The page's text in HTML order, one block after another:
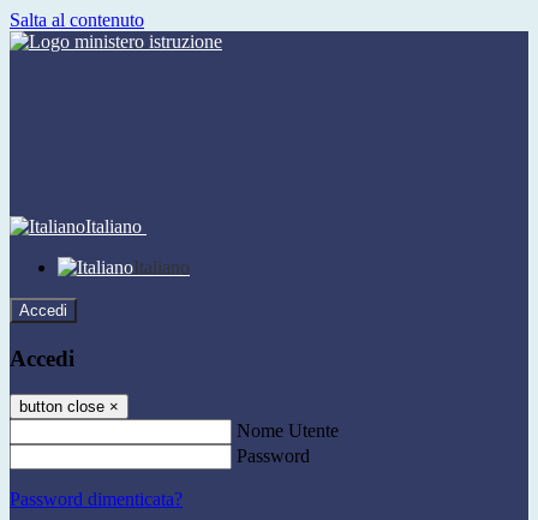
Salta al contenuto
Italiano
Italiano
Accedi
Accedi
button close ×
Nome Utente
Password
Password dimenticata?